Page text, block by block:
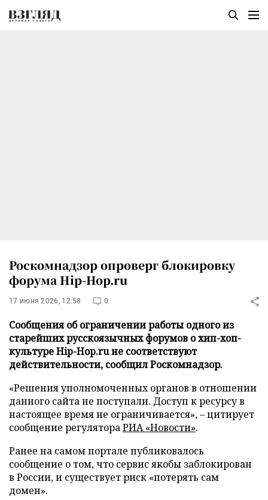
Роскомнадзор опроверг блокировку
форума Hip-Hop.ru
17 июня 2026, 12:58 0
Сообщения об ограничении работы одного из
старейших русскоязычных форумов о хип-хоп-
культуре Hip-Hop.ru не соответствуют
действительности, сообщил Роскомнадзор.
«Решения уполномоченных органов в отношении
данного сайта не поступали. Доступ к ресурсу в
настоящее время не ограничивается», – цитирует
сообщение регулятораРИА «Новости».
Ранее на самом портале публиковалось
сообщение о том, что сервис якобы заблокирован
в России, и существует риск «потерять сам
домен».